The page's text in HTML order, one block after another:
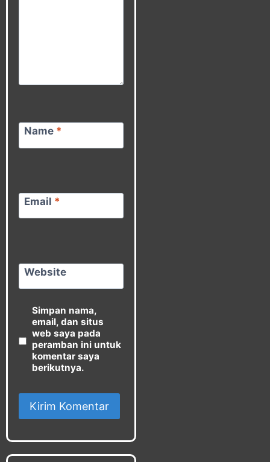
Name *
Email *
Website
Simpan nama,
email, dan situs
web saya pada
peramban ini untuk
komentar saya
berikutnya.